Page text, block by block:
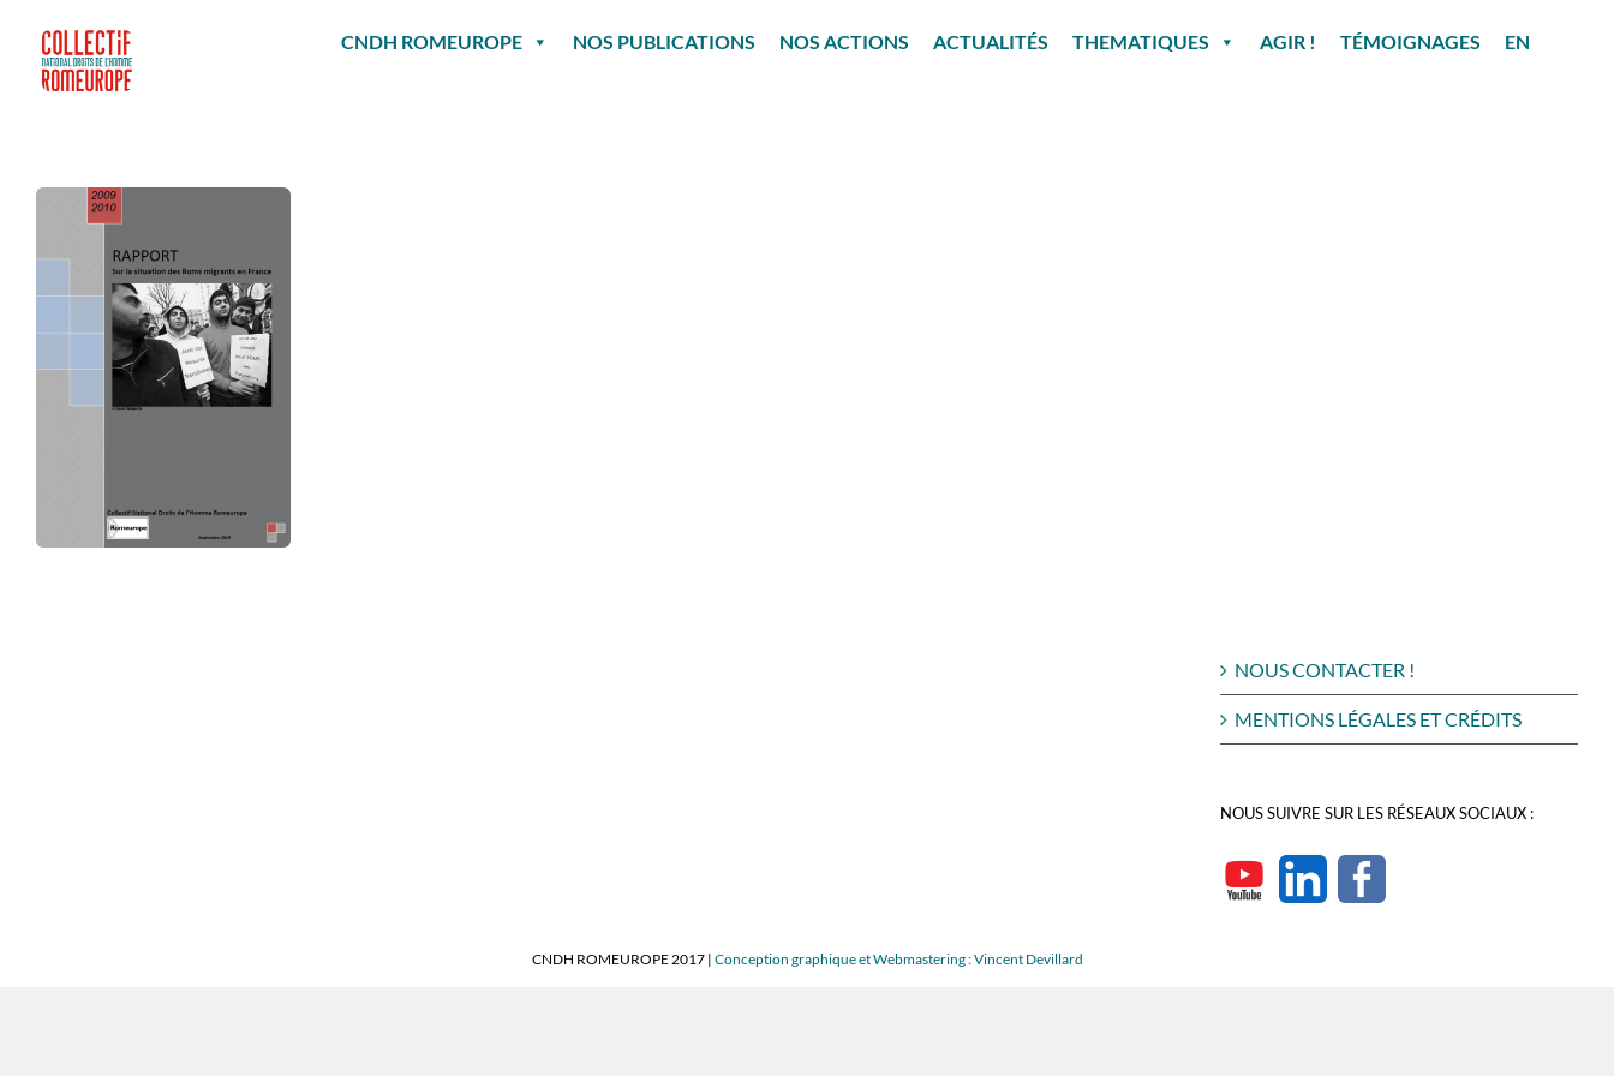
contenu
CNDH ROMEUROPE NOS PUBLICATIONS NOS ACTIONS ACTUALITÉS THEMATIQUES AGIR ! TÉMOIGNAGES EN
NOUS CONTACTER !
MENTIONS LÉGALES ET CRÉDITS
NOUS SUIVRE SUR LES RÉSEAUX SOCIAUX :
CNDH ROMEUROPE 2017 | Conception graphique et Webmastering : Vincent Devillard